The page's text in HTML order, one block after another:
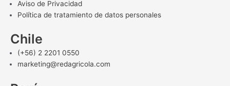
Aviso de Privacidad
Política de tratamiento de datos personales
Chile
(+56) 2 2201 0550
marketing@redagricola.com